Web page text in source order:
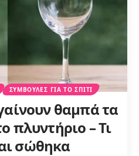
ΣΥΜΒΟΥΛΈΣ ΓΙΑ ΤΟ ΣΠΊΤΙ
θαμπά τα
πλυντήριο – Τι
σώθηκα